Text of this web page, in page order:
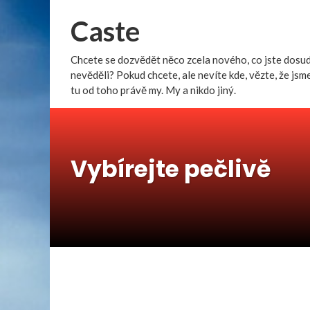
Caste
Chcete se dozvědět něco zcela nového, co jste
nevěděli? Pokud chcete, ale nevíte kde, vězte, že
tu od toho právě my. My a nikdo jiný.
Vybírejte pečlivě